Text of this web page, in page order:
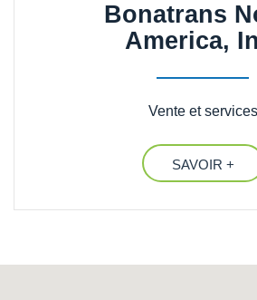
Bonatrans
America,
Vente et services
SAVOIR +